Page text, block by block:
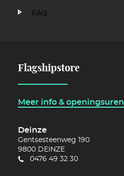
FAQ
Flagshipstore
Meer info & openingsuren
Deinze
Gentsesteenweg 190
9800 DEINZE
0476 49 32 30